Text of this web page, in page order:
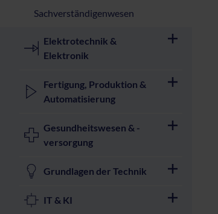
Sachverständigenwesen
Elektrotechnik &
Elektronik
Fertigung, Produktion &
Automatisierung
Gesundheitswesen & -
versorgung
Grundlagen der Technik
IT & KI